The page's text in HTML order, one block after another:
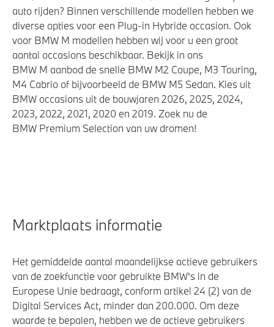
auto rijden? Binnen verschillende modellen hebben we
diverse opties voor een Plug-in Hybride occasion. Ook
voor BMW M modellen hebben wij voor u een groot
aantal occasions beschikbaar. Bekijk in ons
BMW M aanbod de snelle BMW M2 Coupe, M3 Touring,
M4 Cabrio of bijvoorbeeld de BMW M5 Sedan. Kies uit
BMW occasions uit de bouwjaren 2026, 2025, 2024,
2023, 2022, 2021, 2020 en 2019. Zoek nu de
BMW Premium Selection van uw dromen!
Marktplaats informatie
Het gemiddelde aantal maandelijkse actieve gebruikers
van de zoekfunctie voor gebruikte BMW's in de
Europese Unie bedraagt, conform artikel 24 (2) van de
Digital Services Act, minder dan 200.000. Om deze
waarde te bepalen, hebben we de actieve gebruikers